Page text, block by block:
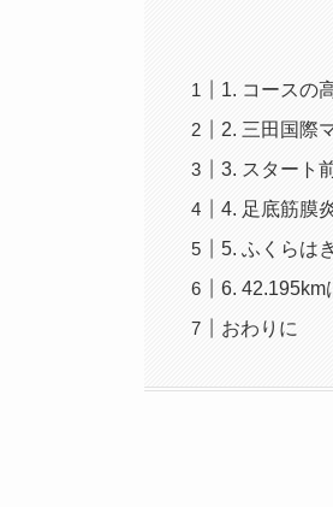
1. コースの
2. 三田国際
3. スタート
4. 足底筋膜
5. ふくらは
6. 42.195km
おわりに